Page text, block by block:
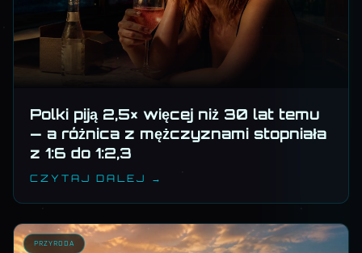
Polki piją 2,5× więcej niż 30 lat temu
— a różnica z mężczyznami stopniała
z 1:6 do 1:2,3
CZYTAJ DALEJ →
PRZYRODA